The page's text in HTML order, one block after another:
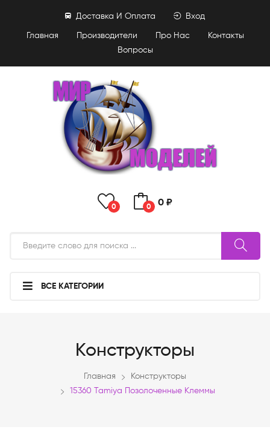
Главная Производители Про Нас
Контакты
Вопросы
Доставка И Оплата Вход
0 0 0 ₽
ВСЕ КАТЕГОРИИ
Конструкторы
Главная
Конструкторы
15360 Tamiya Позолоченные Клеммы